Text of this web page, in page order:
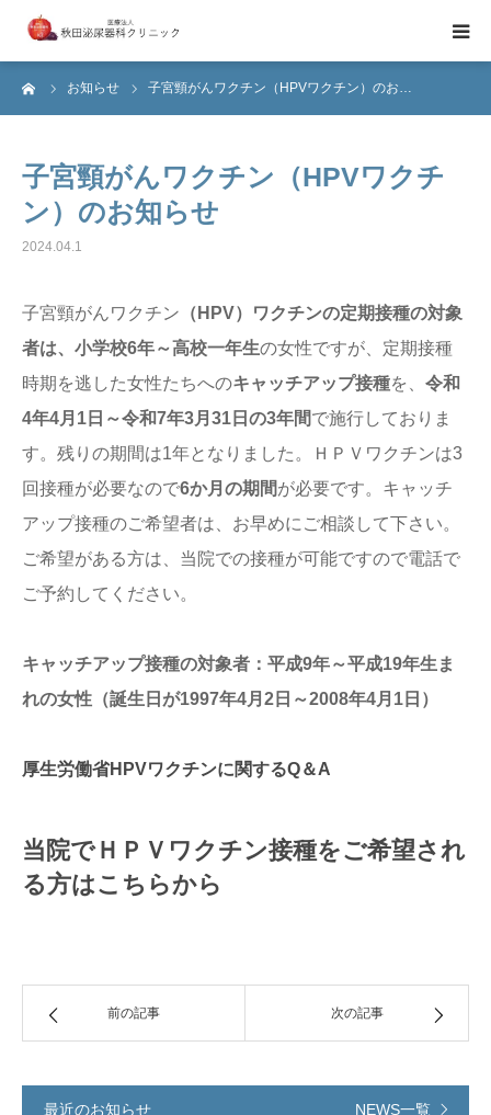
お知らせ 子宮頸がんワクチン（HPVワクチン）のお…
子宮頸がんワクチン（HPVワクチ
ン）のお知らせ
2024.04.1
子宮頸がんワクチン （HPV）ワクチンの定期接種の対象
者は、小学校6年～高校一年生の女性ですが、定期接種
時期を逃した女性たちへのキャッチアップ接種を、 令和
4年4月1日～令和7年3月31日の3年間で施行しておりま
す。残りの期間は1年となりました。ＨＰＶワクチンは3
回接種が必要なので6か月の期間が必要です。キャッチ
アップ接種のご希望者は、お早めにご相談して下さい。
ご希望がある方は、当院での接種が可能ですので電話で
ご予約してください。
キャッチアップ接種の対象者： 平成9年～平成19年生ま
れの女性（誕生日が1997年4月2日～2008年4月1日）
厚生労働省HPVワクチンに関するQ＆A
当院でＨＰＶワクチン接種をご希望され
る方はこちらから
前の記事 次の記事
最近のお知らせ NEWS一覧
当院のご紹介
医師紹介